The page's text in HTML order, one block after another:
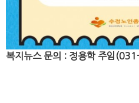
복지뉴스 문의 : 정용학 주임